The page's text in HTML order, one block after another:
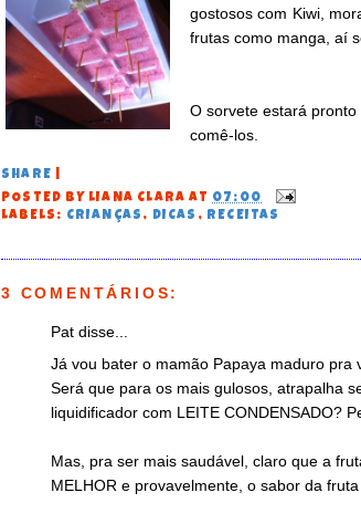
gostosos com Kiwi,
frutas como manga, aí
O sorvete estará
comê-los.
SHARE
POSTED BY LIANA CLARA AT 07:00
LABELS: CRIANÇAS , DICAS , RECEITAS
3 COMENTÁRIOS:
Pat disse...
Já vou bater o mamão Papaya maduro
Será que para os mais gulosos, atrapalha
liquidificador com LEITE CONDENSADO?
Mas, pra ser mais saudável, claro que a
MELHOR e provavelmente, o sabor da